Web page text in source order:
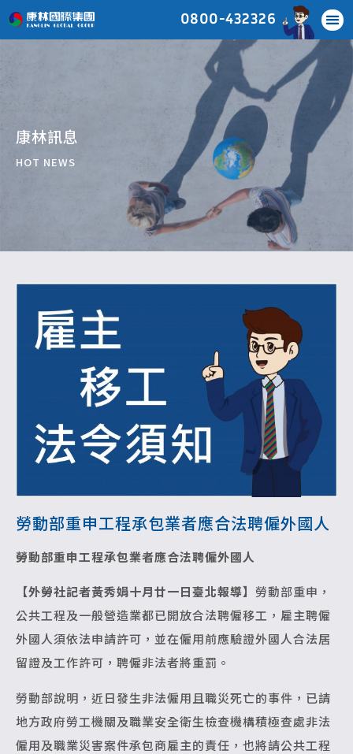
0800-432326
康林訊息
HOT NEWS
勞動部重申工程承包業者應合法聘僱外國人
勞動部重申工程承包業者應合法聘僱外國人
【外勞社記者黃秀娟十月廿一日臺北報導】 勞動部重申，
公共工程及一般營造業都已開放合法聘僱移工，雇主聘僱
外國人須依法申請許可，並在僱用前應驗證外國人合法居
留證及工作許可，聘僱非法者將重罰。
勞動部說明，近日發生非法僱用且職災死亡的事件，已請
地方政府勞工機關及職業安全衛生檢查機構積極查處非法
僱用及職業災害案件承包商雇主的責任，也將請公共工程